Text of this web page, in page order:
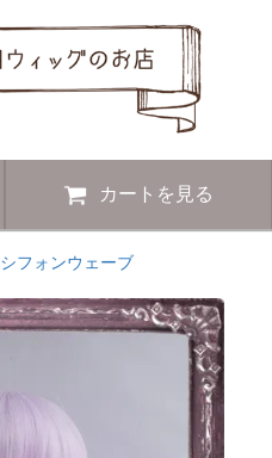
カートを見る
シフォンウェーブ